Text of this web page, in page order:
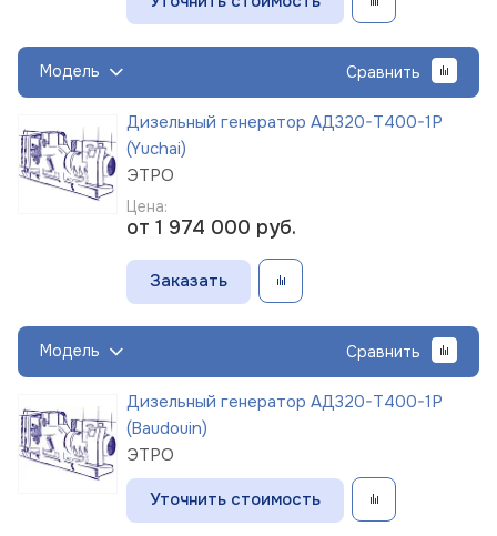
Модель Сравнить
Дизельный генератор АД320-Т400-1Р
(Yuchai)
ЭТРО
Цена:
от 1 974 000 руб.
Заказать
Модель Сравнить
Дизельный генератор АД320-Т400-1Р
(Baudouin)
ЭТРО
Уточнить стоимость